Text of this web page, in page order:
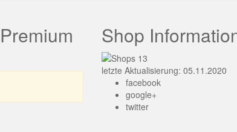
Shop
letzte Aktualisierung: 05.11.2020
facebook
google+
twitter